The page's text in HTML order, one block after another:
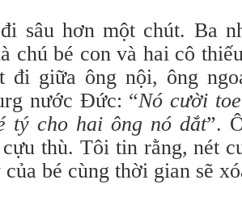
sâu hơn một chút. Ba
chú bé con và hai cô
đi giữa ông nội, ông
nước Đức: “Nó cười
tý cho hai ông nó dắt”.
thù. Tôi tin rằng, nét
bé cùng thời gian sẽ